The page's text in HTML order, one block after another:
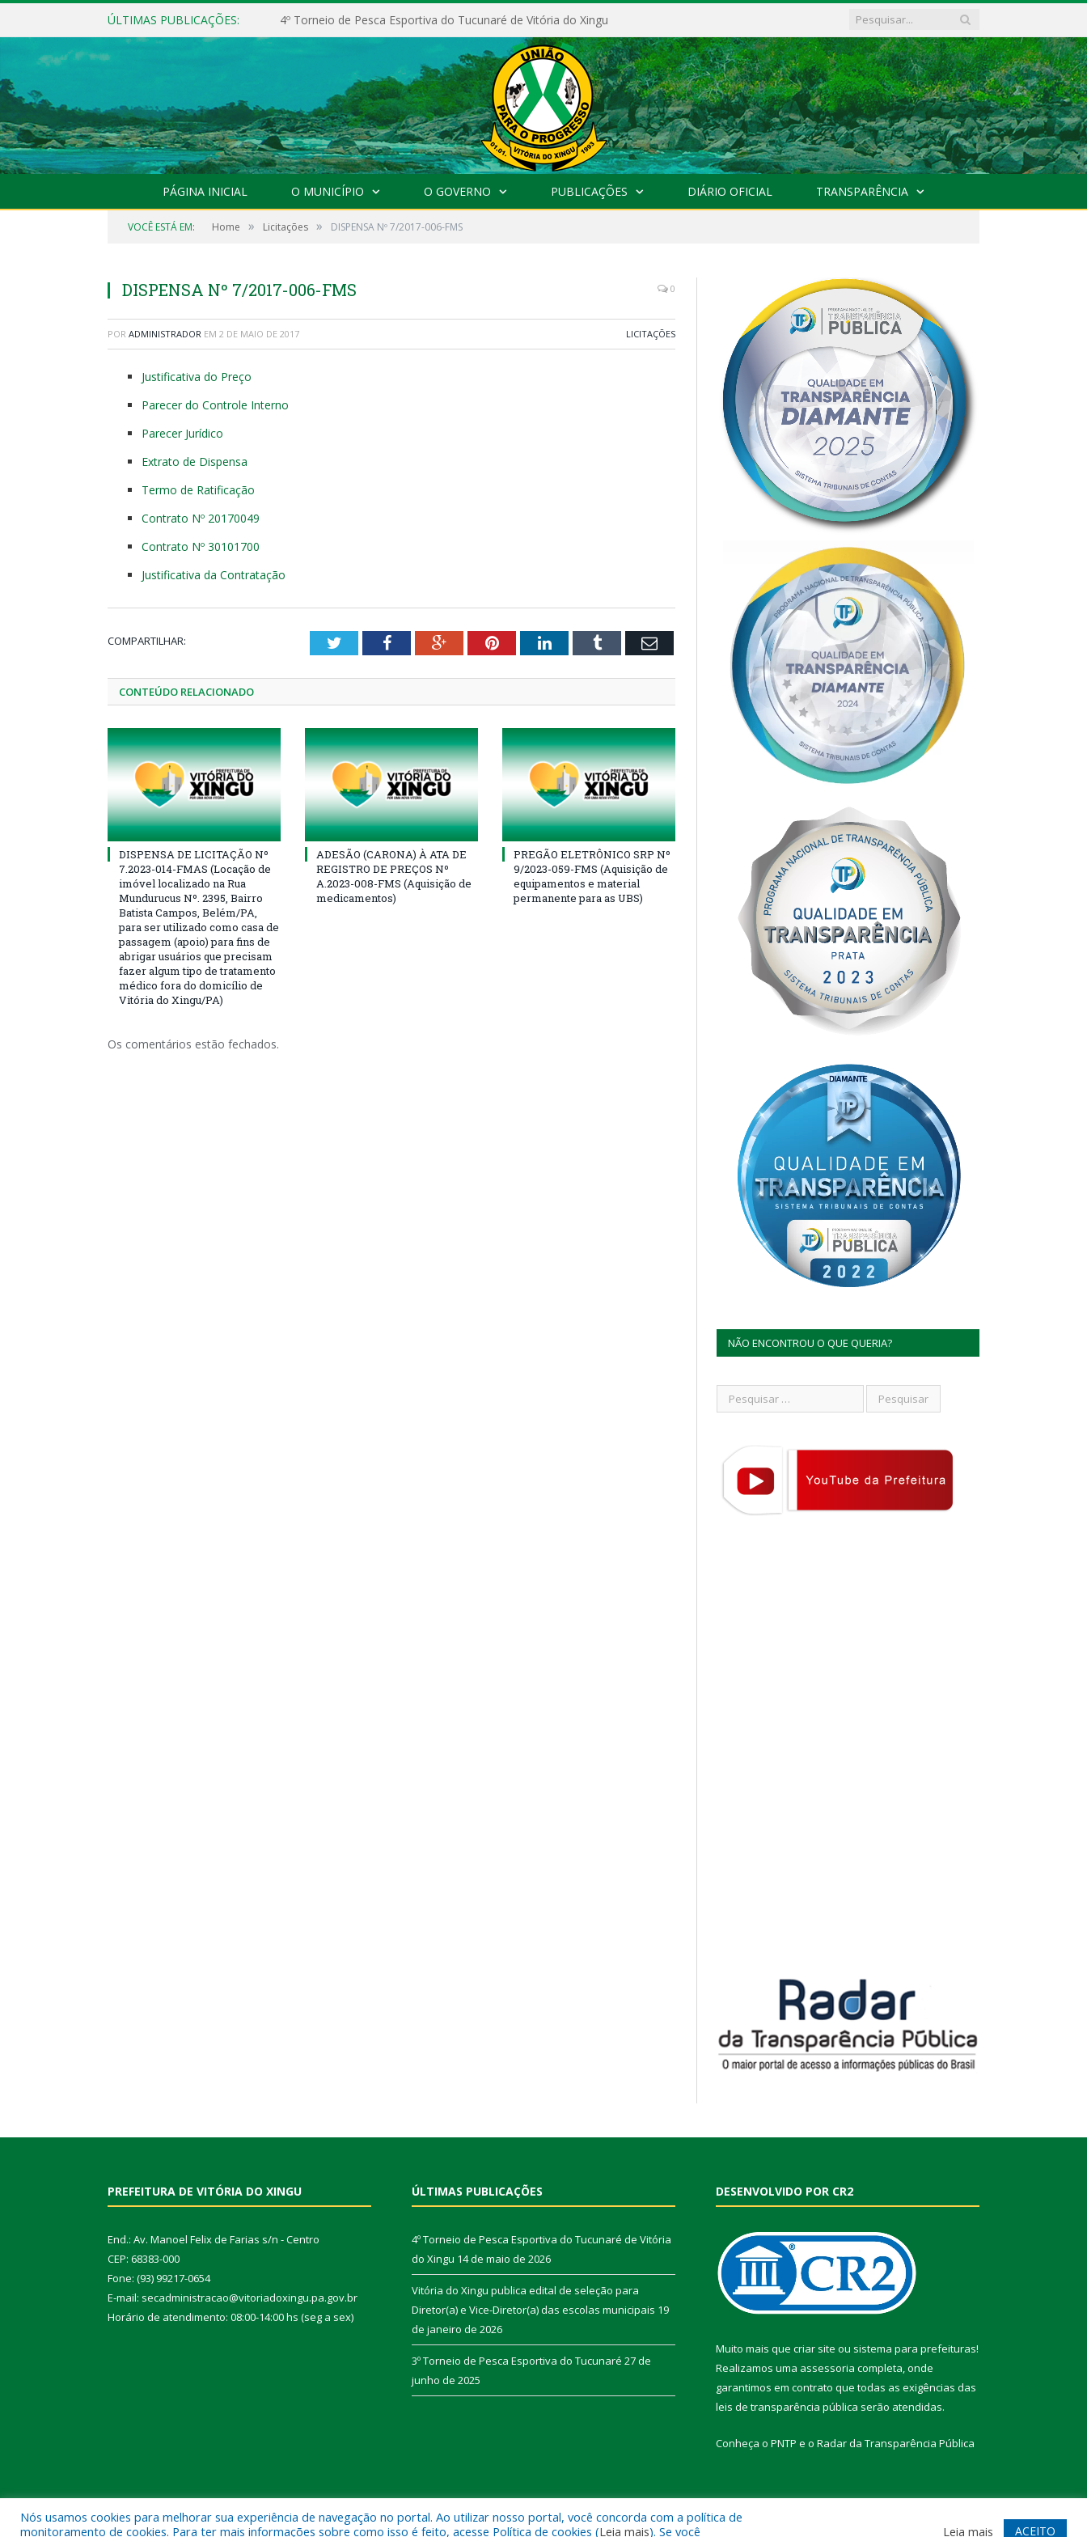
ÚLTIMAS PUBLICAÇÕES: 4º Torneio de Pesca Esportiva do Tucunaré de Vitória do Xingu
PÁGINA INICIAL O MUNICÍPIO O GOVERNO PUBLICAÇÕES DIÁRIO OFICIAL TRANSPARÊNCIA
VOCÊ ESTÁ EM: Home » Licitações » DISPENSA Nº 7/2017-006-FMS
DISPENSA Nº 7/2017-006-FMS 0
POR ADMINISTRADOR EM 2 DE MAIO DE 2017 LICITAÇÕES
Justificativa do Preço
Parecer do Controle Interno
Parecer Jurídico
Extrato de Dispensa
Termo de Ratificação
Contrato Nº 20170049
Contrato Nº 30101700
Justificativa da Contratação
COMPARTILHAR: TwitterFacebookGoogle+PinterestLinkedInTumblr Email
CONTEÚDO RELACIONADO
DISPENSA DE LICITAÇÃO Nº
7.2023-014-FMAS (Locação de
imóvel localizado na Rua
Mundurucus Nº. 2395, Bairro
Batista Campos, Belém/PA,
para ser utilizado como casa de
passagem (apoio) para fins de
abrigar usuários que precisam
fazer algum tipo de tratamento
médico fora do domicílio de
Vitória do Xingu/PA)
ADESÃO (CARONA) À ATA DE
REGISTRO DE PREÇOS Nº
A.2023-008-FMS (Aquisição de
medicamentos)
PREGÃO ELETRÔNICO SRP Nº
9/2023-059-FMS (Aquisição de
equipamentos e material
permanente para as UBS)
Os comentários estão fechados.
NÃO ENCONTROU O QUE QUERIA?
PREFEITURA DE VITÓRIA DO XINGU
End.: Av. Manoel Felix de Farias s/n - Centro
CEP: 68383-000
Fone: (93) 99217-0654
E-mail: secadministracao@vitoriadoxingu.pa.gov.br
Horário de atendimento: 08:00-14:00 hs (seg a sex)
ÚLTIMAS PUBLICAÇÕES
4º Torneio de Pesca Esportiva do Tucunaré de Vitória
do Xingu 14 de maio de 2026
Vitória do Xingu publica edital de seleção para
Diretor(a) e Vice-Diretor(a) das escolas municipais 19
de janeiro de 2026
3º Torneio de Pesca Esportiva do Tucunaré 27 de
junho de 2025
DESENVOLVIDO POR CR2
Muito mais que criar site ou sistema para prefeituras!
Realizamos uma assessoria completa, onde
garantimos em contrato que todas as exigências das
leis de transparência pública serão atendidas.
Conheça o PNTP e o Radar da Transparência Pública
Todos os direitos reservados a Prefeitura Municipal de Vitória do Xingu. Mapa do Site Acessar Webmail
Nós usamos cookies para melhorar sua experiência de navegação no portal. Ao utilizar nosso portal, você concorda com a política de
monitoramento de cookies. Para ter mais informações sobre como isso é feito, acesse Política de cookies (Leia mais). Se você Leia mais ACEITO